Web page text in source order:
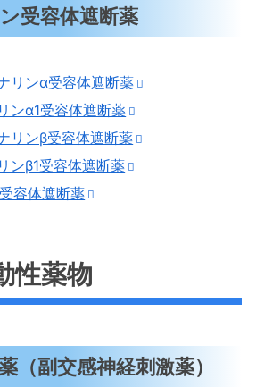
受容体遮断薬
リンα受容体遮断薬
ンα1受容体遮断薬
リンβ受容体遮断薬
ンβ1受容体遮断薬
容体遮断薬
性薬物
（副交感神経刺激薬）